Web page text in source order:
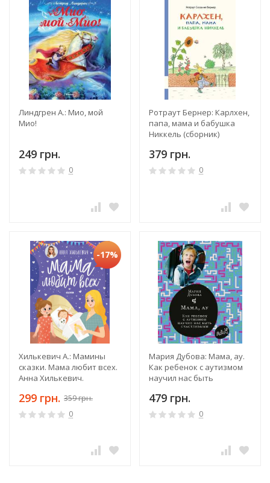
Линдгрен А.: Мио, мой
Мио!
249 грн.
0
Ротраут Бернер: Карлхен,
папа, мама и бабушка
Никкель (сборник)
379 грн.
0
-17%
Хилькевич А.: Мамины
сказки. Мама любит всех.
Анна Хилькевич.
299 грн. 359 грн.
0
Мария Дубова: Мама, ау.
Как ребенок с аутизмом
научил нас быть
479 грн.
0